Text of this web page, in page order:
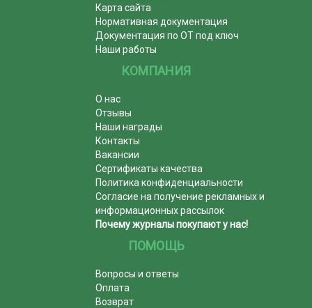
Карта сайта
Нормативная документация
Документация по ОТ под ключ
Наши работы
КОМПАНИЯ
О нас
Отзывы
Наши награды
Контакты
Вакансии
Сертификаты качества
Политика конфиденциальности
Согласие на получение рекламных и
информационных рассылок
Почему журналы покупают у нас!
ПОМОЩЬ
Вопросы и ответы
Оплата
Возврат